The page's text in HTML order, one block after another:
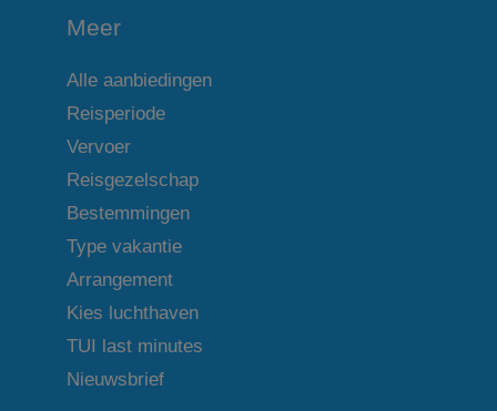
Meer
Alle aanbiedingen
Reisperiode
Vervoer
Reisgezelschap
Bestemmingen
Type vakantie
Arrangement
Kies luchthaven
TUI last minutes
Nieuwsbrief